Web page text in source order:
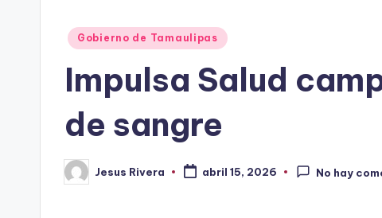
Publicado
Gobierno de Tamaulipas
Impulsa Salud
de sangre
Publicado
por
Jesus Rivera abril 15, 2026 No hay